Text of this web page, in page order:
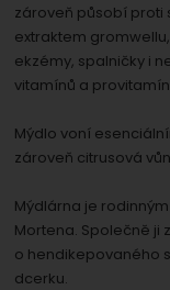
zároveň působí proti
extraktem
ekzémy, spalničky i
vitamínů a
Mýdlo voní
zároveň citrusová
Mýdlárna je
Mortena. Společně ji
o hendikepovaného
dcerku.